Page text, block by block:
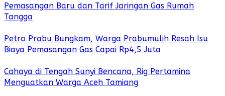
Pemasangan Baru dan Tarif Jaringan Gas Rumah
Tangga
Petro Prabu Bungkam, Warga Prabumulih Resah Isu
Biaya Pemasangan Gas Capai Rp4,5 Juta
Cahaya di Tengah Sunyi Bencana, Rig Pertamina
Menguatkan Warga Aceh Tamiang